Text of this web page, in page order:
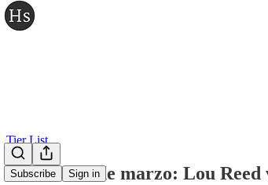
Subscribe Sign in
Tier List
Tier List 3 de marzo: Lou Reed